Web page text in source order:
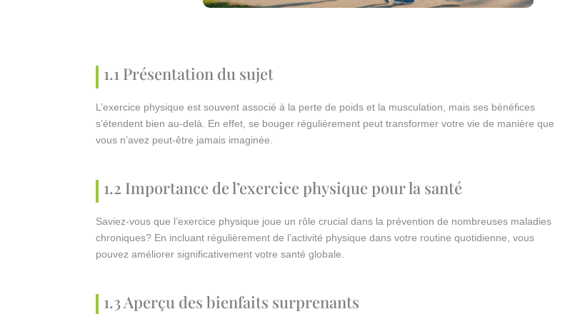
1.1 Présentation du sujet
L’exercice physique est souvent associé à la perte de poids et la musculation, mais ses bénéfices
s’étendent bien au-delà. En effet, se bouger régulièrement peut transformer votre vie de manière que
vous n’avez peut-être jamais imaginée.
1.2 Importance de l’exercice physique pour la santé
Saviez-vous que l’exercice physique joue un rôle crucial dans la prévention de nombreuses maladies
chroniques? En incluant régulièrement de l’activité physique dans votre routine quotidienne, vous
pouvez améliorer significativement votre santé globale.
1.3 Aperçu des bienfaits surprenants